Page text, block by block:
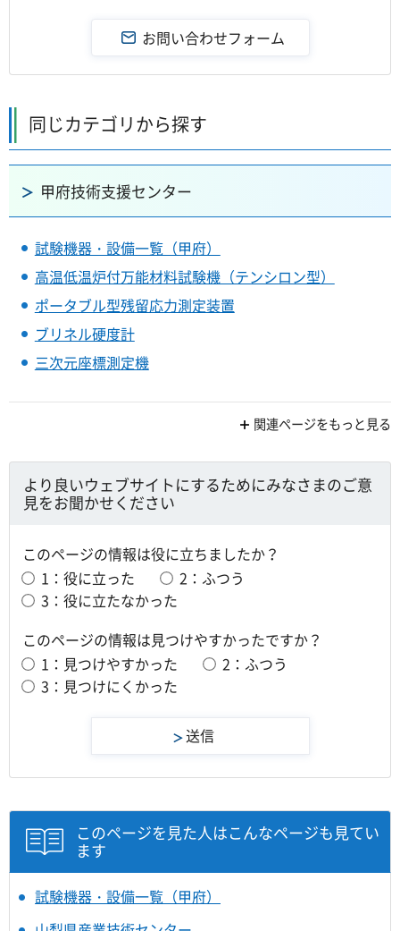
同じカテゴリから探す
甲府技術支援センター
試験機器・設備一覧（甲府）
高温低温炉付万能材料試験機（テンシロン型）
ポータブル型残留応力測定装置
ブリネル硬度計
三次元座標測定機
関連ページをもっと見る
より良いウェブサイトにするためにみなさまのご意
見をお聞かせください
このページの情報は役に立ちましたか？
1：役に立った
2：ふつう
3：役に立たなかった
このページの情報は見つけやすかったですか？
1：見つけやすかった
2：ふつう
3：見つけにくかった
このページを見た人はこんなページも見てい
ます
試験機器・設備一覧（甲府）